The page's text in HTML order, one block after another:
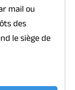
mail ou
des
le siège de